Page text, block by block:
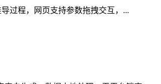
过程，网页支持参数拖拽交互，...